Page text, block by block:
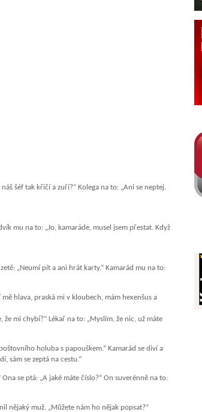
šéf tak křičí a zuří?“ Kolega na to: „Ani se neptej.
mu na to: „Jo, kamaráde, musel jsem přestat. Když
„Neumí pít a ani hrát karty.“ Kamarád mu na to:
hlava, praská mi v kloubech, mám hexenšus a
mi chybí?“ Lékař na to: „Myslím, že nic, už máte
holuba s papouškem.“ Kamarád se diví a
sám se zeptá na cestu.“
se ptá: „A jaké máte číslo?“ On suverénně na to:
nějaký muž. „Můžete nám ho nějak popsat?“